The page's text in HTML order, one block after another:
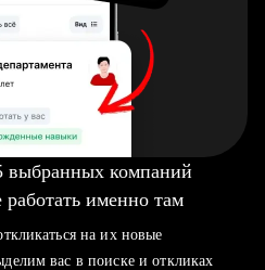
выбранных компаний
именно там
на их новые
вас в поиске и откликах